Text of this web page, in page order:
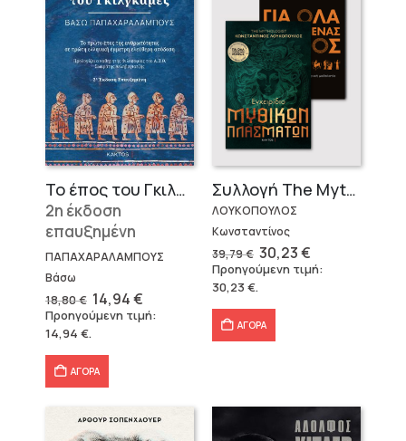
Το έπος του Γκιλγκαμές
2η έκδοση
επαυξημένη
ΠΑΠΑΧΑΡΑΛΑΜΠΟΥΣ
Βάσω
18,80€ Original
price
was:
18,80 €.
14,94€Η
τρέχουσα
τιμή
Προηγούμενη τιμή:
14,94 €.
ΑΓΟΡΑ
Συλλογή The Mythologist (2 βιβλία)
ΛΟΥΚΟΠΟΥΛΟΣ
Κωνσταντίνος
39,79€ Original
price
was:
39,79 €.
30,23€Η
τρέχουσα
τιμή
Προηγούμενη τιμή:
30,23€.
ΑΓΟΡΑ